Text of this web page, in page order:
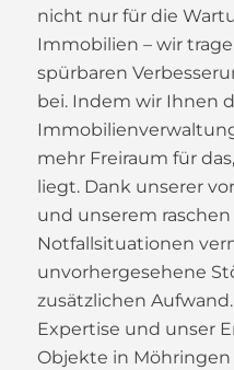
nicht nur für die
Immobilien – wir
spürbaren
bei. Indem wir Ihnen
mehr Freiraum für
liegt. Dank unserer
und unserem
Notfallsituationen
unvorhergesehene
zusätzlichen
Expertise und unser
Objekte in